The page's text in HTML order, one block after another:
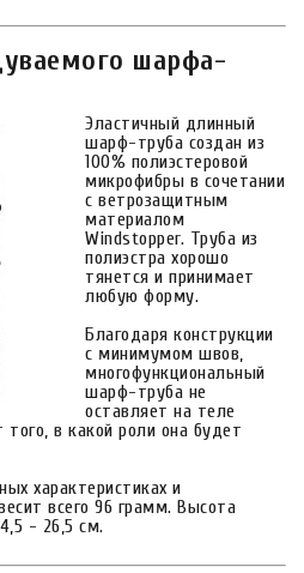
шарфа-
Эластичный длинный
шарф-труба создан из
100% полиэстеровой
микрофибры в сочетании
с ветрозащитным
материалом
Windstopper. Труба из
полиэстра хорошо
тянется и принимает
любую форму.
Благодаря конструкции
с минимумом швов,
многофункциональный
шарф-труба не
оставляет на теле
в какой роли она будет
характеристиках и
всего 96 грамм. Высота
- 26,5 см.